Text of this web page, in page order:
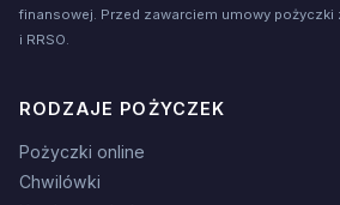
finansowej. Przed zawarciem umowy pożyczki
i RRSO.
RODZAJE POŻYCZEK
Pożyczki online
Chwilówki